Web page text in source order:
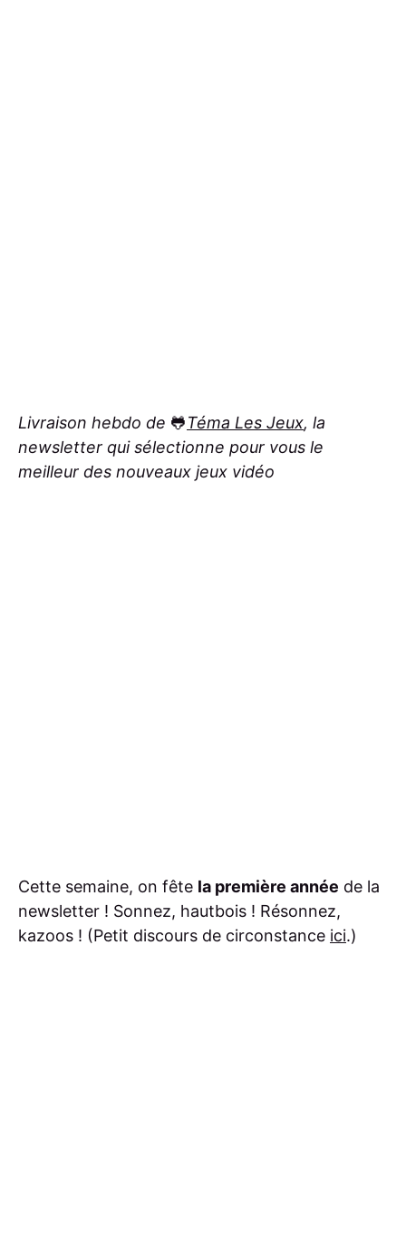
Livraison hebdo de 🐸Téma Les Jeux, la
newsletter qui sélectionne pour vous le
meilleur des nouveaux jeux vidéo
Cette semaine, on fête la première année de la
newsletter ! Sonnez, hautbois ! Résonnez,
kazoos ! (Petit discours de circonstance ici.)